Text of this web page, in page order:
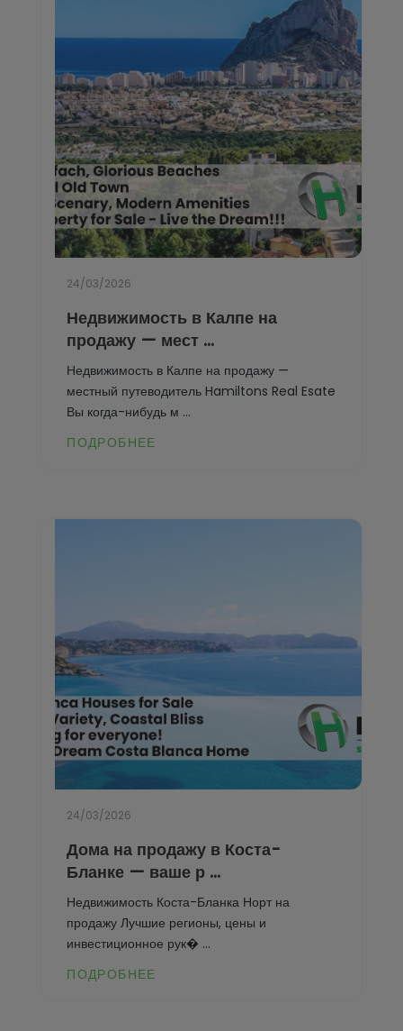
24/03/2026
Недвижимость в Калпе на
продажу — мест ...
Недвижимость в Калпе на продажу —
местный путеводитель Hamiltons Real Esate
Вы когда-нибудь м ...
ПОДРОБНЕЕ
24/03/2026
Дома на продажу в Коста-
Бланке — ваше р ...
Недвижимость Коста-Бланка Норт на
продажу Лучшие регионы, цены и
инвестиционное рук� ...
ПОДРОБНЕЕ